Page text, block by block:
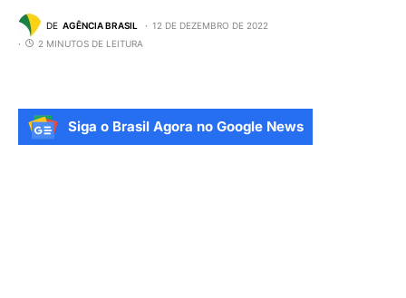
DE AGÊNCIA BRASIL
12 DE DEZEMBRO DE 2022
2 MINUTOS DE LEITURA
Siga o Brasil Agora no Google News